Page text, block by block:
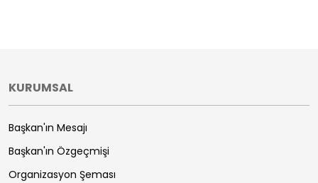
KURUMSAL
Başkan'ın Mesajı
Başkan'ın Özgeçmişi
Organizasyon Şeması